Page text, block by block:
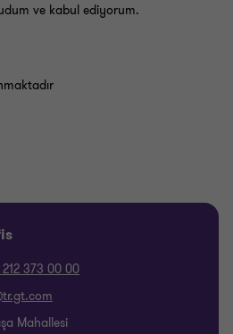
ve kabul ediyorum.
373 00 00
Mahallesi